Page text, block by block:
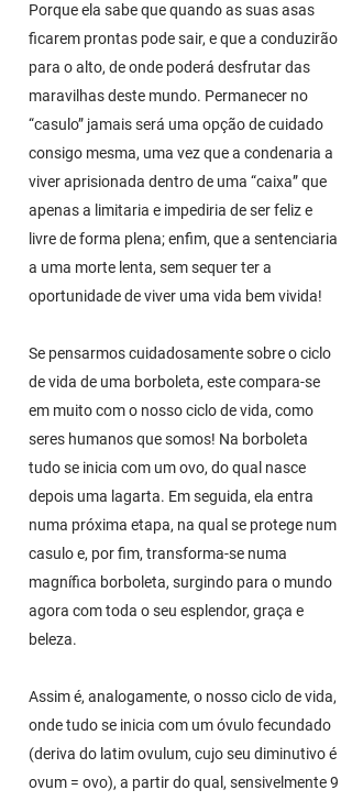
Porque ela sabe que quando as suas asas
ficarem prontas pode sair, e que a conduzirão
para o alto, de onde poderá desfrutar das
maravilhas deste mundo. Permanecer no
“casulo” jamais será uma opção de cuidado
consigo mesma, uma vez que a condenaria a
viver aprisionada dentro de uma “caixa” que
apenas a limitaria e impediria de ser feliz e
livre de forma plena; enfim, que a sentenciaria
a uma morte lenta, sem sequer ter a
oportunidade de viver uma vida bem vivida!
Se pensarmos cuidadosamente sobre o ciclo
de vida de uma borboleta, este compara-se
em muito com o nosso ciclo de vida, como
seres humanos que somos! Na borboleta
tudo se inicia com um ovo, do qual nasce
depois uma lagarta. Em seguida, ela entra
numa próxima etapa, na qual se protege num
casulo e, por fim, transforma-se numa
magnífica borboleta, surgindo para o mundo
agora com toda o seu esplendor, graça e
beleza.
Assim é, analogamente, o nosso ciclo de vida,
onde tudo se inicia com um óvulo fecundado
(deriva do latim ovulum, cujo seu diminutivo é
ovum = ovo), a partir do qual, sensivelmente 9